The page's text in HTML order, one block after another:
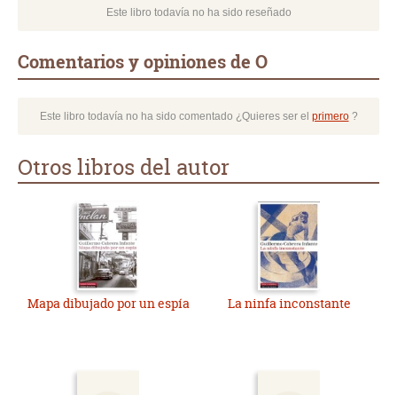
Este libro todavía no ha sido reseñado
Comentarios y opiniones de O
Este libro todavía no ha sido comentado ¿Quieres ser el primero?
Otros libros del autor
Mapa dibujado por un espía La ninfa inconstante